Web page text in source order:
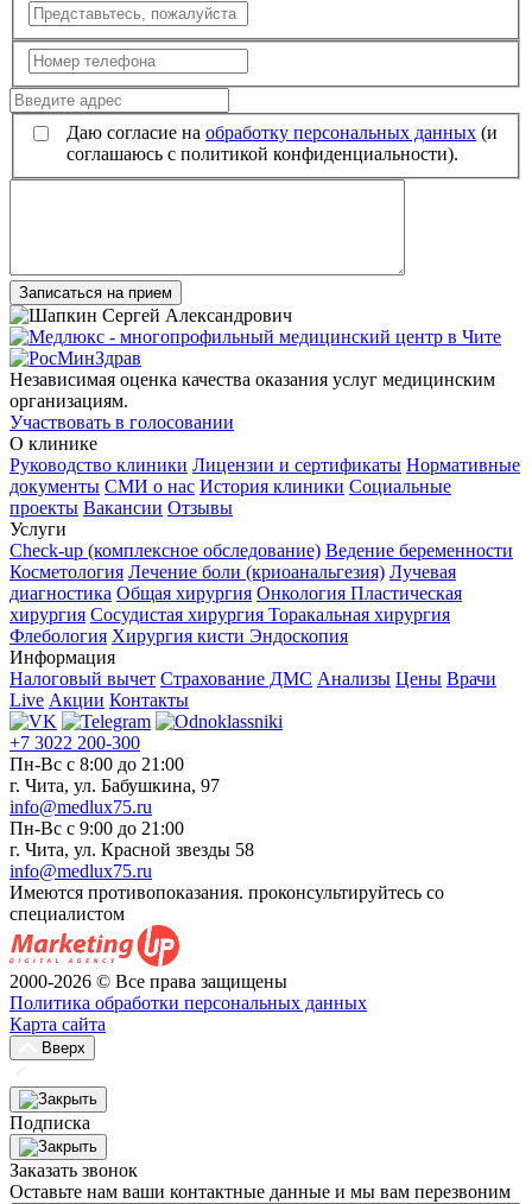
Даю согласие на обработку персональных данных (и
соглашаюсь с политикой конфиденциальности).
Записаться на прием
Независимая оценка качества оказания услуг медицинским
организациям.
Участвовать в голосовании
О клинике
Руководство клиники Лицензии и сертификаты Нормативные
документы СМИ о нас История клиники Социальные
проекты Вакансии Отзывы
Услуги
Check-up (комплексное обследование) Ведение беременности
Косметология Лечение боли (криоанальгезия) Лучевая
диагностика Общая хирургия Онкология Пластическая
хирургия Сосудистая хирургия Торакальная хирургия
Флебология Хирургия кисти Эндоскопия
Информация
Налоговый вычет Страхование ДМС Анализы Цены Врачи
Live Акции Контакты
+7 3022 200-300
Пн-Вс с 8:00 до 21:00
г. Чита, ул. Бабушкина, 97
info@medlux75.ru
Пн-Вс с 9:00 до 21:00
г. Чита, ул. Красной звезды 58
info@medlux75.ru
Имеются противопоказания. проконсультируйтесь со
специалистом
2000-2026 © Все права защищены
Политика обработки персональных данных
Карта сайта
Вверх
Подписка
Заказать звонок
Оставьте нам ваши контактные данные и мы вам перезвоним